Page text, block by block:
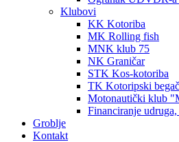
Klubovi
KK Kotoriba
MK Rolling fish
MNK klub 75
NK Graničar
STK Kos-kotoriba
TK Kotoripski
Motonautički klub
Financiranje
Groblje
Kontakt